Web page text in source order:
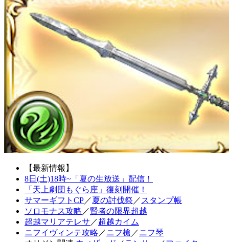
【最新情報】
8日(土)18時~「夏の生放送」配信！
「天上劇団もぐら座」復刻開催！
サマーギフトCP／夏の討伐祭 ／ スタンプ帳
ソロモナス攻略 ／賢者の限界超越
超越マリアテレサ ／超越カイム
ニフイヴィンテ攻略 ／ニフ槍 ／ニフ琴